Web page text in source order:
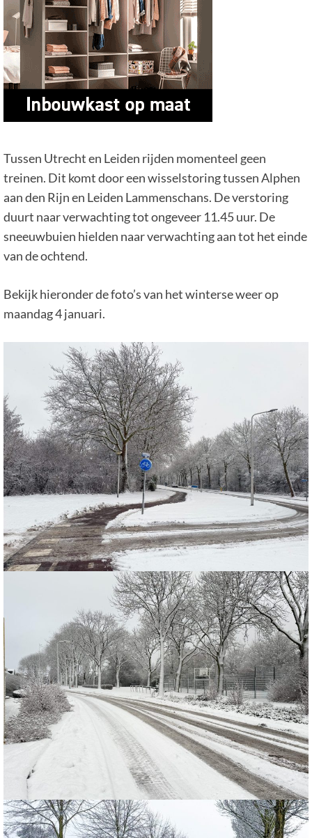
Tussen Utrecht en Leiden rijden momenteel geen
treinen. Dit komt door een wisselstoring tussen Alphen
aan den Rijn en Leiden Lammenschans. De verstoring
duurt naar verwachting tot ongeveer 11.45 uur. De
sneeuwbuien hielden naar verwachting aan tot het einde
van de ochtend.
Bekijk hieronder de foto’s van het winterse weer op
maandag 4 januari.